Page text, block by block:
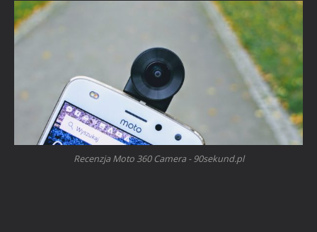
Recenzja Moto 360 Camera - 90sekund.pl